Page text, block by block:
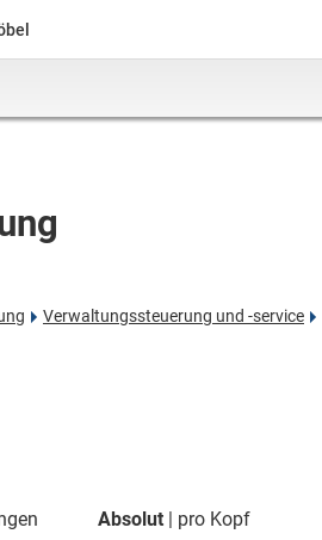
Verwaltungssteuerung und -service
Absolut pro Kopf